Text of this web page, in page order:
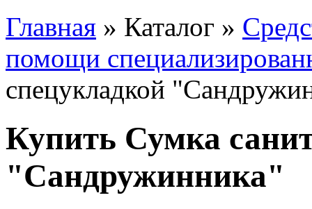
Главная » Каталог »
помощи
спецукладкой
Купить Сумка
"Сандружинника"